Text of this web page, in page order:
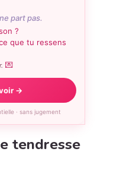
part pas.
?
que tu ressens
💌
→
· sans jugement
tendresse